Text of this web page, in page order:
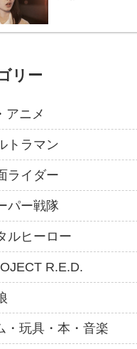
リー
アニメ
トラマン
ライダー
パー戦隊
ルヒーロー
R.E.D.
・玩具・本・音楽